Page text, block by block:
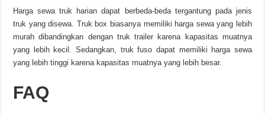
Harga sewa truk harian dapat berbeda-beda tergantung pada jenis
truk yang disewa. Truk box biasanya memiliki harga sewa yang lebih
murah dibandingkan dengan truk trailer karena kapasitas muatnya
yang lebih kecil. Sedangkan, truk fuso dapat memiliki harga sewa
yang lebih tinggi karena kapasitas muatnya yang lebih besar.
FAQ